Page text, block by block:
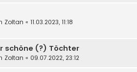
Zoltan « 11.03.2023, 11:18
schöne (?) Töchter
Zoltan « 09.07.2022, 23:12